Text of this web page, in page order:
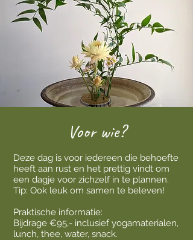
Voor wie?
Deze dag is voor iedereen die behoefte
heeft aan rust en het prettig vindt om
een dagje voor zichzelf in te plannen.
Tip: Ook leuk om samen te beleven!
Praktische informatie:
Bijdrage €95,- inclusief yogamaterialen,
lunch, thee, water, snack.